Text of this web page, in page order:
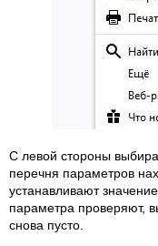
С левой стороны
перечня параметров
устанавливают
параметра проверяют,
снова пусто.